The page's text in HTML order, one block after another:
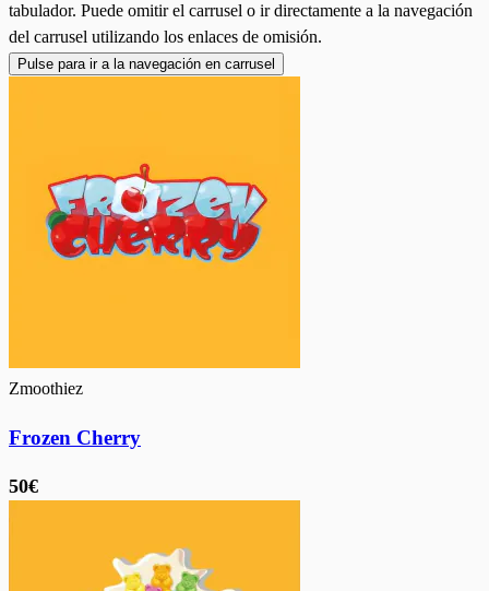
tabulador. Puede omitir el carrusel o ir directamente a la navegación
del carrusel utilizando los enlaces de omisión.
Pulse para ir a la navegación en carrusel
Zmoothiez
Frozen Cherry
50€